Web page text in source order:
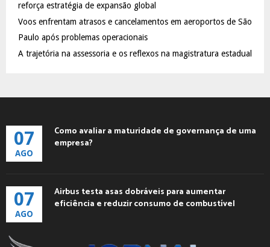
reforça estratégia de expansão global
Voos enfrentam atrasos e cancelamentos em aeroportos de São
Paulo após problemas operacionais
A trajetória na assessoria e os reflexos na magistratura estadual
07
AGO
Como avaliar a maturidade de governança de uma
empresa?
07
AGO
Airbus testa asas dobráveis para aumentar
eficiência e reduzir consumo de combustível